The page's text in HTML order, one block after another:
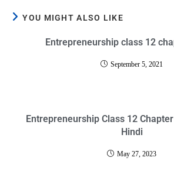
YOU MIGHT ALSO LIKE
Entrepreneurship class 12
September 5, 2021
Entrepreneurship Class 12
Hindi
May 27, 2023